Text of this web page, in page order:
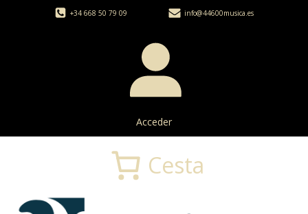
+34 668 50 79 09 info@44600musica.es
Acceder
Cesta